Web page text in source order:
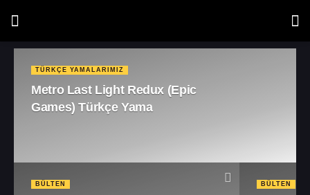
TÜRKÇE YAMALARIMIZ
Metro Last Light Redux (Epic Games)
Türkçe Yama
BÜLTEN BÜLTEN